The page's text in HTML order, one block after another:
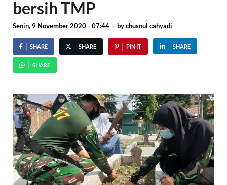
bersih TMP
Senin, 9 November 2020 - 07:44 - bychusnul cahyadi
SHARE SHARE PIN IT SHARE
SHARE